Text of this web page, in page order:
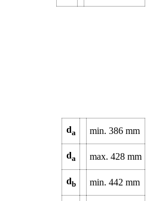
da min. 386 mm
da max. 428 mm
db min. 442 mm